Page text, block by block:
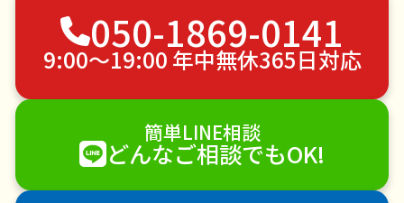
植木の剪定
植木の伐採
手すり取り付け
エアコンクリーニング
DIY・日曜大工
ハウスクリーニング
雪かき・雪下ろし
電球交換
襖（ふすま）の張替え
空き家管理
各種代行
害獣駆除
防草シート施工
ナメクジ駆除
050-1869-0141
9:00〜19:00 年中無休365日対応
簡単LINE相談
どんなご相談でもOK!